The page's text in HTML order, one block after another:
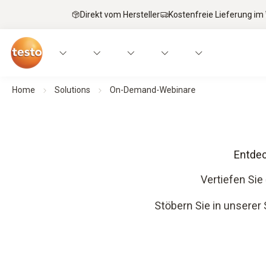
Direkt vom Hersteller Kostenfreie Lieferung im
Home Solutions On-Demand-Webinare
Vertiefen Sie
Stöbern Sie in